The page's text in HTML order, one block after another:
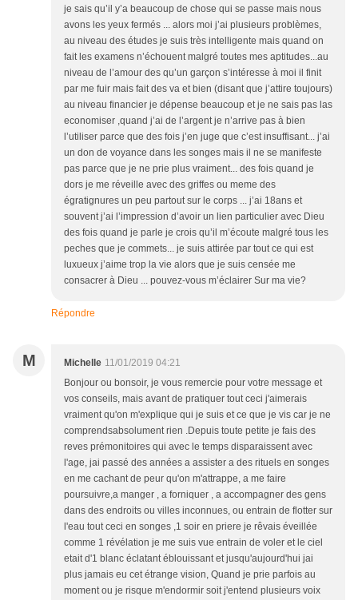
je sais qu’il y’a beaucoup de chose qui se passe mais nous
avons les yeux fermés ... alors moi j’ai plusieurs problèmes,
au niveau des études je suis très intelligente mais quand on
fait les examens n’échouent malgré toutes mes aptitudes...au
niveau de l’amour des qu’un garçon s’intéresse à moi il finit
par me fuir mais fait des va et bien (disant que j’attire toujours)
au niveau financier je dépense beaucoup et je ne sais pas las
economiser ,quand j’ai de l’argent je n’arrive pas à bien
l’utiliser parce que des fois j’en juge que c’est insuffisant... j’ai
un don de voyance dans les songes mais il ne se manifeste
pas parce que je ne prie plus vraiment... des fois quand je
dors je me réveille avec des griffes ou meme des
égratignures un peu partout sur le corps ... j’ai 18ans et
souvent j’ai l’impression d’avoir un lien particulier avec Dieu
des fois quand je parle je crois qu’il m’écoute malgré tous les
peches que je commets... je suis attirée par tout ce qui est
luxueux j’aime trop la vie alors que je suis censée me
consacrer à Dieu ... pouvez-vous m’éclairer Sur ma vie?
Répondre
M Michelle 11/01/2019 04:21
Bonjour ou bonsoir, je vous remercie pour votre message et
vos conseils, mais avant de pratiquer tout ceci j'aimerais
vraiment qu'on m'explique qui je suis et ce que je vis car je ne
comprendsabsolument rien .Depuis toute petite je fais des
reves prémonitoires qui avec le temps disparaissent avec
l'age, jai passé des années a assister a des rituels en songes
en me cachant de peur qu'on m'attrappe, a me faire
poursuivre,a manger , a forniquer , a accompagner des gens
dans des endroits ou villes inconnues, ou entrain de flotter sur
l'eau tout ceci en songes ,1 soir en priere je rêvais éveillée
comme 1 révélation je me suis vue entrain de voler et le ciel
etait d'1 blanc éclatant éblouissant et jusqu'aujourd'hui jai
plus jamais eu cet étrange vision, Quand je prie parfois au
moment ou je risque m'endormir soit j'entend plusieurs voix